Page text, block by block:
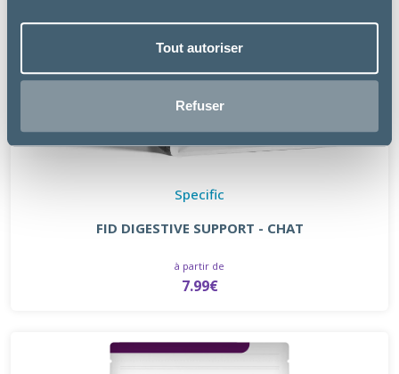
Tout autoriser
Refuser
Specific
FID DIGESTIVE SUPPORT - CHAT
à partir de
7.99€